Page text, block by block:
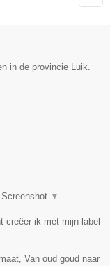
in de provincie Luik.
Screenshot ▼
creëer ik met mijn label
Van oud goud naar